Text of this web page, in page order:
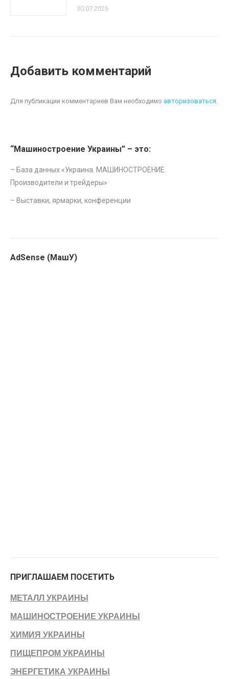
30.07.2026
Добавить комментарий
Для публикации комментариев Вам необходимо авторизоваться.
“Машиностроение Украины” – это:
– База данных «Украина. МАШИНОСТРОЕНИЕ.
Производители и трейдеры»
– Выставки, ярмарки, конференции
AdSense (МашУ)
ПРИГЛАШАЕМ ПОСЕТИТЬ
МЕТАЛЛ УКРАИНЫ
МАШИНОСТРОЕНИЕ УКРАИНЫ
ХИМИЯ УКРАИНЫ
ПИЩЕПРОМ УКРАИНЫ
ЭНЕРГЕТИКА УКРАИНЫ